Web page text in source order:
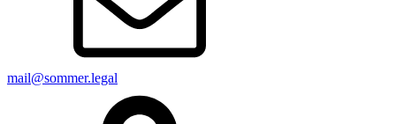
mail@sommer.legal